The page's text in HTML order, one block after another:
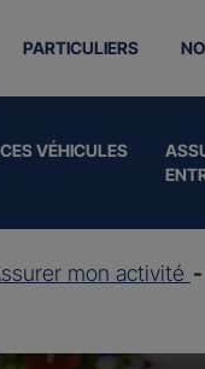
VÉHICULES
PARTICULIERS
mon activité